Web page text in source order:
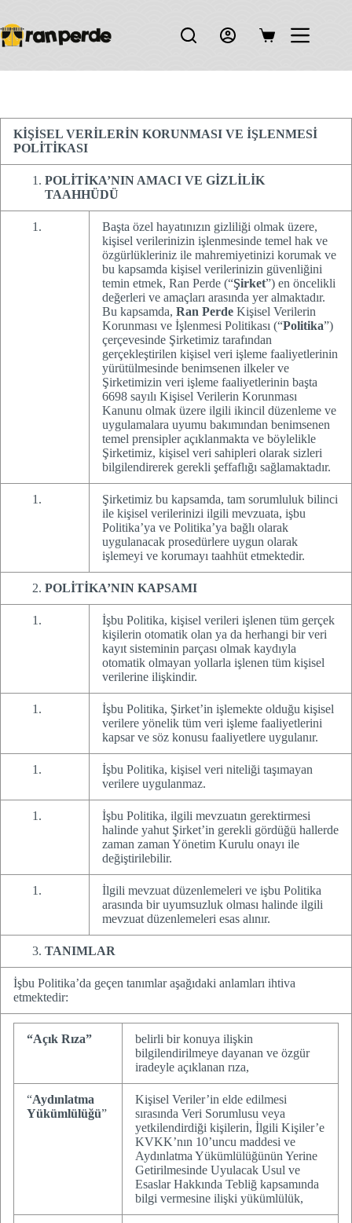
content
Shopping
KİŞİSEL VERİLERİN KORUNMASI VE İŞLENMESİ
POLİTİKASI
POLİTİKA’NIN AMACI VE GİZLİLİK
TAAHHÜDÜ
Başta özel hayatınızın gizliliği olmak üzere,
kişisel verilerinizin işlenmesinde temel hak ve
özgürlükleriniz ile mahremiyetinizi korumak ve
bu kapsamda kişisel verilerinizin güvenliğini
temin etmek, Ran Perde (“Şirket”) en öncelikli
değerleri ve amaçları arasında yer almaktadır.
Bu kapsamda, Ran Perde Kişisel Verilerin
Korunması ve İşlenmesi Politikası (“Politika”)
çerçevesinde Şirketimiz tarafından
gerçekleştirilen kişisel veri işleme faaliyetlerinin
yürütülmesinde benimsenen ilkeler ve
Şirketimizin veri işleme faaliyetlerinin başta
6698 sayılı Kişisel Verilerin Korunması
Kanunu olmak üzere ilgili ikincil düzenleme ve
uygulamalara uyumu bakımından benimsenen
temel prensipler açıklanmakta ve böylelikle
Şirketimiz, kişisel veri sahipleri olarak sizleri
bilgilendirerek gerekli şeffaflığı sağlamaktadır.
Şirketimiz bu kapsamda, tam sorumluluk bilinci
ile kişisel verilerinizi ilgili mevzuata, işbu
Politika’ya ve Politika’ya bağlı olarak
uygulanacak prosedürlere uygun olarak
işlemeyi ve korumayı taahhüt etmektedir.
POLİTİKA’NIN KAPSAMI
İşbu Politika, kişisel verileri işlenen tüm gerçek
kişilerin otomatik olan ya da herhangi bir veri
kayıt sisteminin parçası olmak kaydıyla
otomatik olmayan yollarla işlenen tüm kişisel
verilerine ilişkindir.
İşbu Politika, Şirket’in işlemekte olduğu kişisel
verilere yönelik tüm veri işleme faaliyetlerini
kapsar ve söz konusu faaliyetlere uygulanır.
İşbu Politika, kişisel veri niteliği taşımayan
verilere uygulanmaz.
İşbu Politika, ilgili mevzuatın gerektirmesi
halinde yahut Şirket’in gerekli gördüğü hallerde
zaman zaman Yönetim Kurulu onayı ile
değiştirilebilir.
İlgili mevzuat düzenlemeleri ve işbu Politika
arasında bir uyumsuzluk olması halinde ilgili
mevzuat düzenlemeleri esas alınır.
TANIMLAR
İşbu Politika’da geçen tanımlar aşağıdaki anlamları ihtiva
etmektedir:
“Açık Rıza”
belirli bir konuya ilişkin
bilgilendirilmeye dayanan ve özgür
iradeyle açıklanan rıza,
“Aydınlatma
Yükümlülüğü”
Kişisel Veriler’in elde edilmesi
sırasında Veri Sorumlusu veya
yetkilendirdiği kişilerin, İlgili Kişiler’e
KVKK’nın 10’uncu maddesi ve
Aydınlatma Yükümlülüğünün Yerine
Getirilmesinde Uyulacak Usul ve
Esaslar Hakkında Tebliğ kapsamında
bilgi vermesine ilişki yükümlülük,